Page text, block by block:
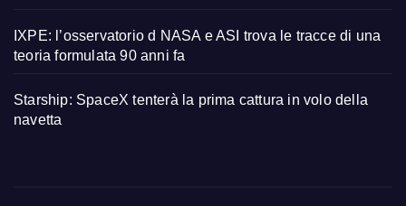
IXPE: l’osservatorio d NASA e ASI trova le tracce di una
teoria formulata 90 anni fa
Starship: SpaceX tenterà la prima cattura in volo della
navetta